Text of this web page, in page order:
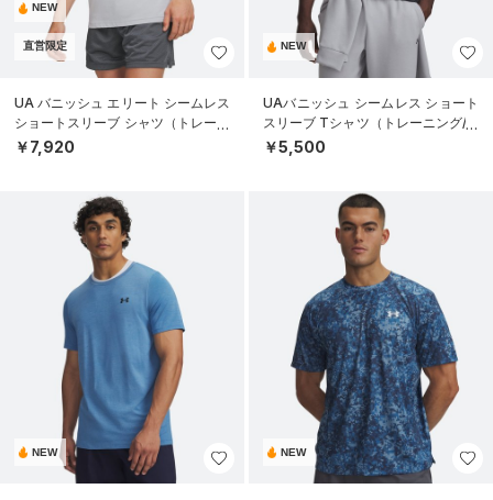
NEW
直営限定
UA バニッシュ エリート シームレス
ショートスリーブ シャツ（トレーニ
ング/MEN）
￥7,920
NEW
UAバニッシュ シームレス ショート
スリーブ Tシャツ（トレーニング/M
EN）
￥5,500
NEW NEW